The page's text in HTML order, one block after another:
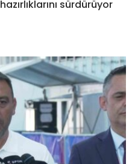
hazırlıklarını sürdürüyor